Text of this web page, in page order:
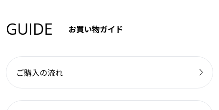
GUIDE お買い物ガイド
ご購入の流れ